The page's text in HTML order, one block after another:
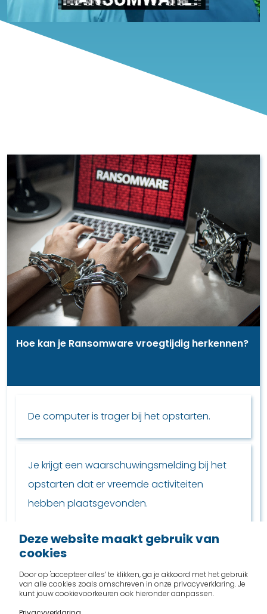
Hoe kan je Ransomware vroegtijdig herkennen?
De computer is trager bij het opstarten.
Je krijgt een waarschuwingsmelding bij het
opstarten dat er vreemde activiteiten
hebben plaatsgevonden.
Niet. Vroegtijdig herkennen is niet mogelijk.
Je kunt bepaalde bestanden en
Deze website maakt gebruik van
cookies
Door op 'accepteer alles’ te klikken, ga je akkoord met het gebruik
van alle cookies zoals omschreven in onze privacyverklaring. Je
kunt jouw cookievoorkeuren ook hieronder aanpassen.